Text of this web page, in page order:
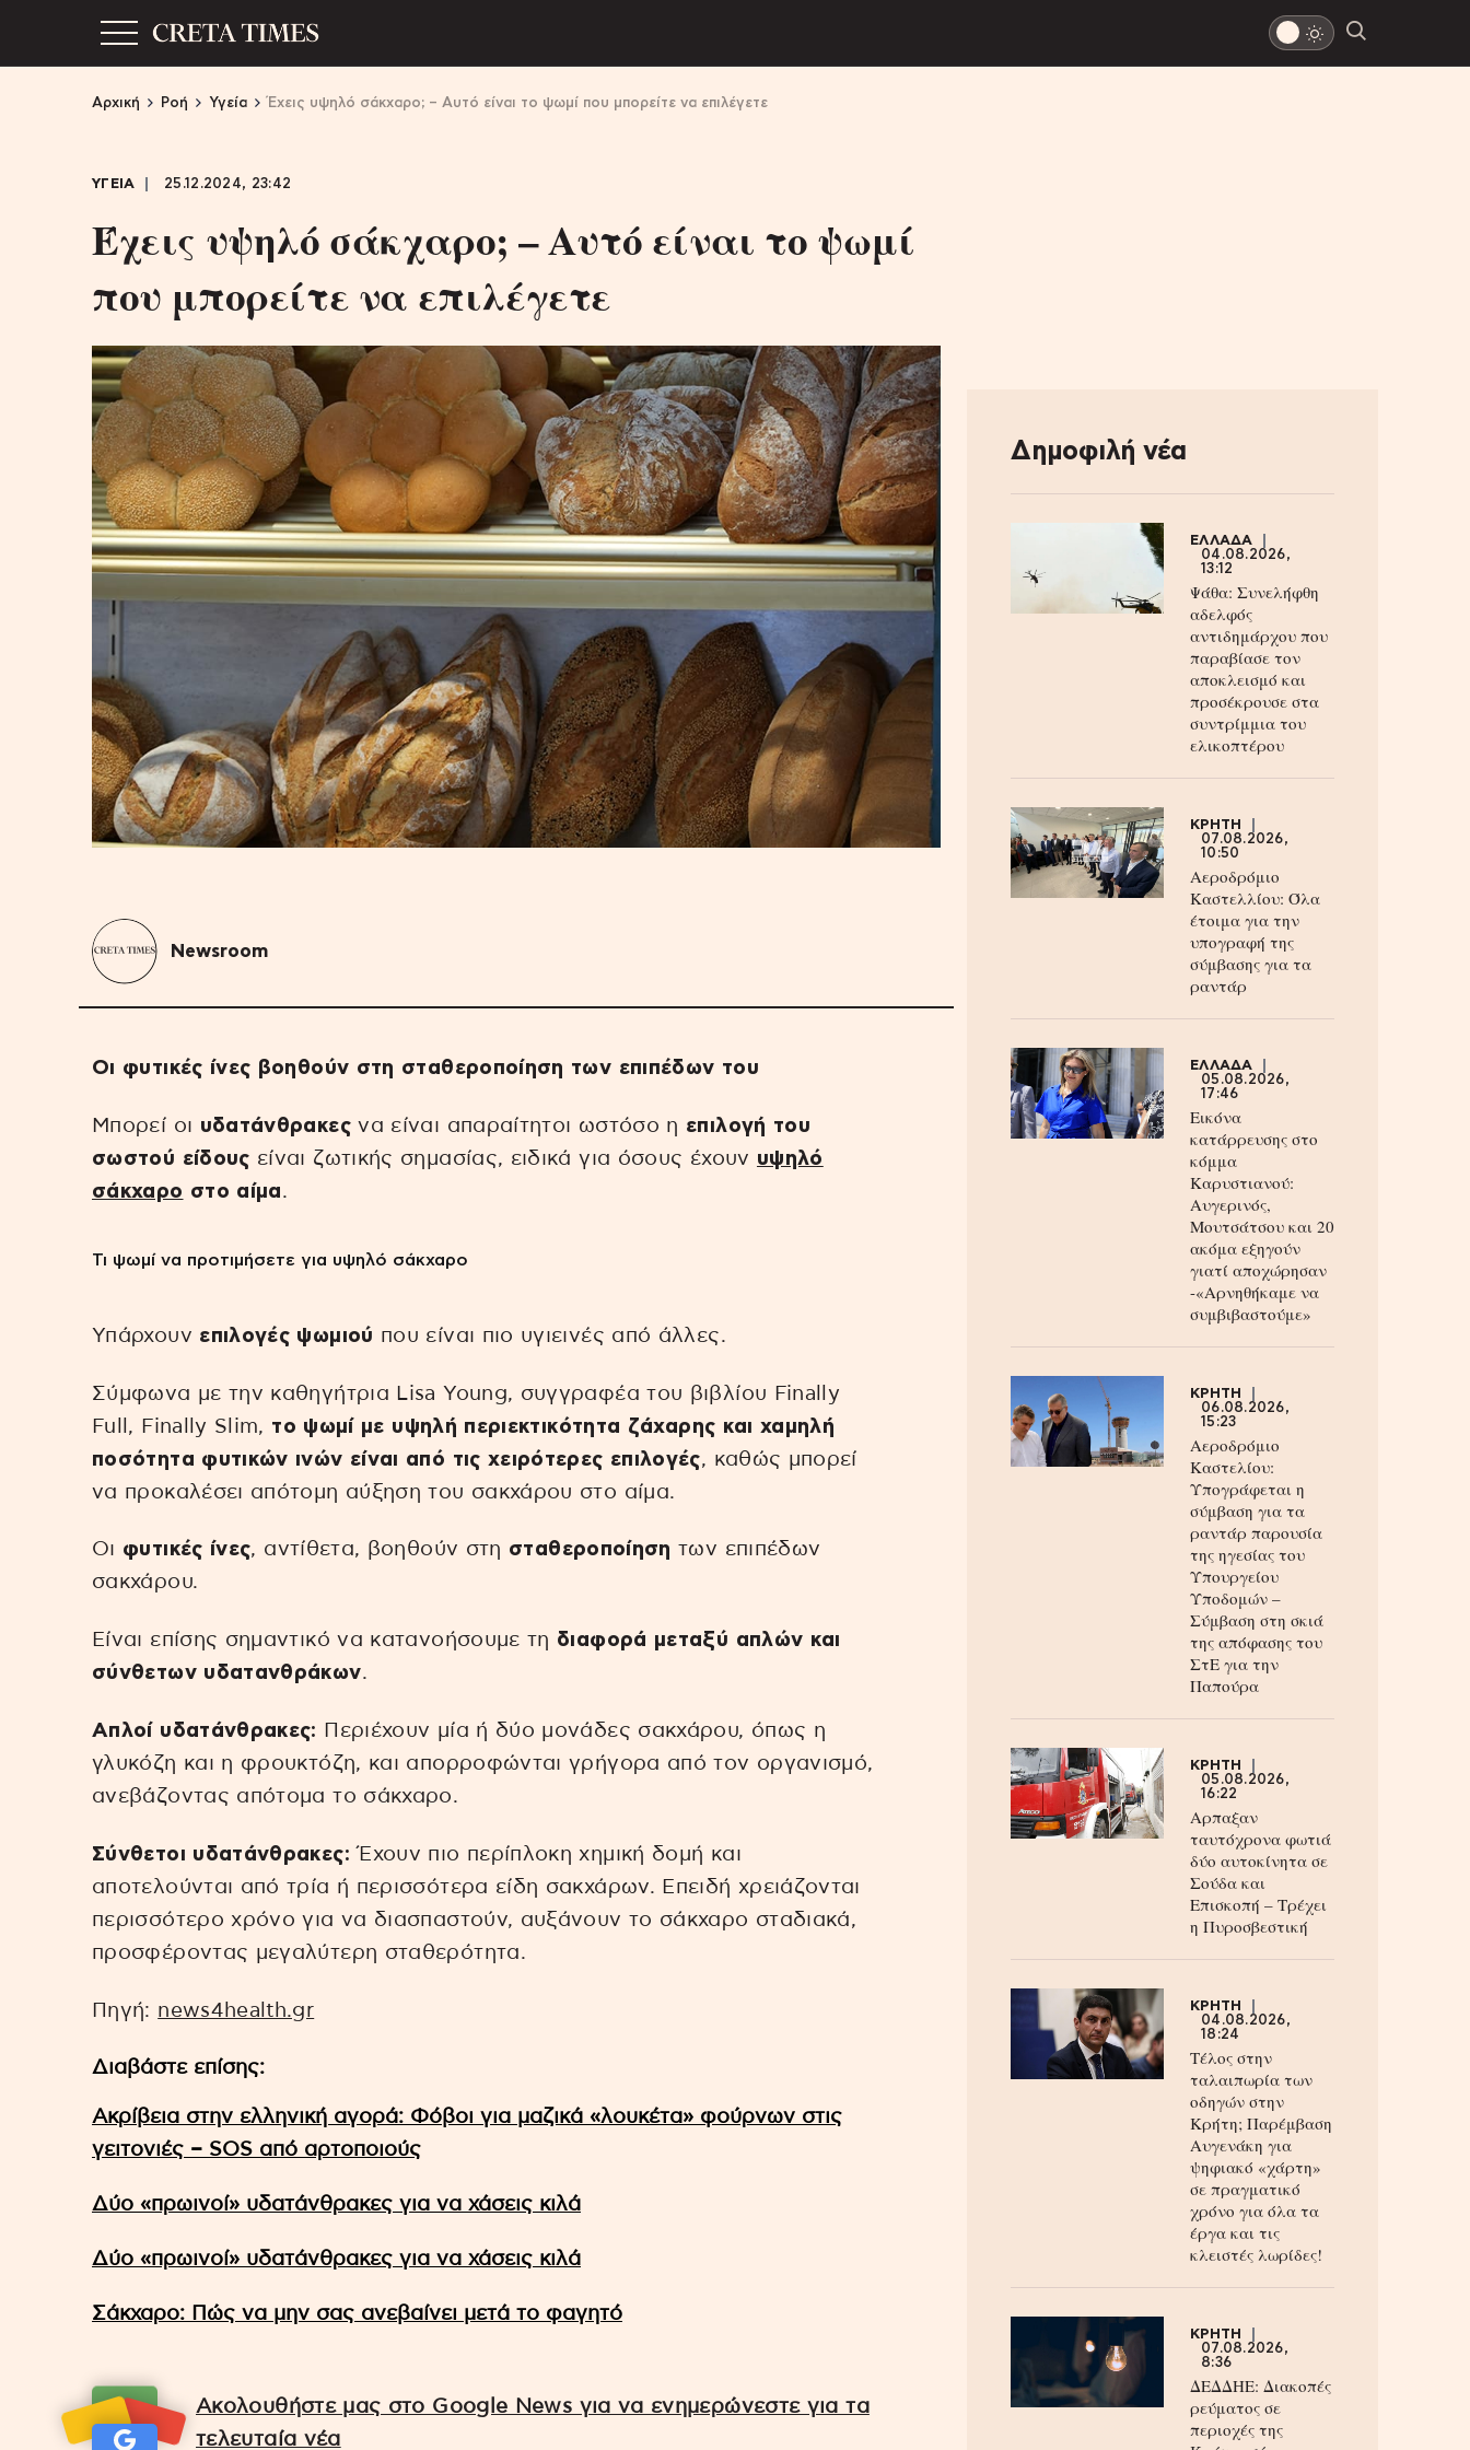
Αρχική Ροή Υγεία Έχεις υψηλό σάκχαρο; – Αυτό είναι το ψωμί που μπορείτε να επιλέγετε
ΥΓΕΙΑ 25.12.2024, 23:42
Έχεις υψηλό σάκχαρο; – Αυτό είναι το ψωμί
που μπορείτε να επιλέγετε
Newsroom
Οι φυτικές ίνες βοηθούν στη σταθεροποίηση των επιπέδων του
Μπορεί οι υδατάνθρακεςνα είναι απαραίτητοι ωστόσο η επιλογή του
σωστού είδους είναι ζωτικής σημασίας, ειδικά για όσους έχουν υψηλό
σάκχαρο στο αίμα.
Τι ψωμί να προτιμήσετε για υψηλό σάκχαρο
Υπάρχουν επιλογές ψωμιού που είναι πιο υγιεινές από άλλες.
Σύμφωνα με την καθηγήτρια Lisa Young, συγγραφέα του βιβλίου Finally
Full, Finally Slim, το ψωμί με υψηλή περιεκτικότητα ζάχαρης και χαμηλή
ποσότητα φυτικών ινών είναι από τις χειρότερες επιλογές, καθώς μπορεί
να προκαλέσει απότομη αύξηση του σακχάρου στο αίμα.
Οι φυτικές ίνες, αντίθετα, βοηθούν στη σταθεροποίηση των επιπέδων
σακχάρου.
Είναι επίσης σημαντικό να κατανοήσουμε τη διαφορά μεταξύ απλών και
σύνθετων υδατανθράκων.
Απλοί υδατάνθρακες: Περιέχουν μία ή δύο μονάδες σακχάρου, όπως η
γλυκόζη και η φρουκτόζη, και απορροφώνται γρήγορα από τον οργανισμό,
ανεβάζοντας απότομα το σάκχαρο.
Σύνθετοι υδατάνθρακες: Έχουν πιο περίπλοκη χημική δομή και
αποτελούνται από τρία ή περισσότερα είδη σακχάρων. Επειδή χρειάζονται
περισσότερο χρόνο για να διασπαστούν, αυξάνουν το σάκχαρο σταδιακά,
προσφέροντας μεγαλύτερη σταθερότητα.
Πηγή: news4health.gr
Διαβάστε επίσης:
Ακρίβεια στην ελληνική αγορά: Φόβοι για μαζικά «λουκέτα» φούρνων στις
γειτονιές – SOS από αρτοποιούς
Δύο «πρωινοί» υδατάνθρακες για να χάσεις κιλά
Δύο «πρωινοί» υδατάνθρακες για να χάσεις κιλά
Σάκχαρο: Πώς να μην σας ανεβαίνει μετά το φαγητό
Ακολουθήστε μας στο Google News για να ενημερώνεστε για τα
τελευταία νέα
Δημοφιλή νέα
ΕΛΛΑΔΑ
04.08.2026,
13:12
Ψάθα: Συνελήφθη
αδελφός
αντιδημάρχου που
παραβίασε τον
αποκλεισμό και
προσέκρουσε στα
συντρίμμια του
ελικοπτέρου
ΚΡΗΤΗ
07.08.2026,
10:50
Αεροδρόμιο
Καστελλίου: Όλα
έτοιμα για την
υπογραφή της
σύμβασης για τα
ραντάρ
ΕΛΛΑΔΑ
05.08.2026,
17:46
Εικόνα
κατάρρευσης στο
κόμμα
Καρυστιανού:
Αυγερινός,
Μουτσάτσου και 20
ακόμα εξηγούν
γιατί αποχώρησαν
-«Αρνηθήκαμε να
συμβιβαστούμε»
ΚΡΗΤΗ
06.08.2026,
15:23
Αεροδρόμιο
Καστελίου:
Υπογράφεται η
σύμβαση για τα
ραντάρ παρουσία
της ηγεσίας του
Υπουργείου
Υποδομών –
Σύμβαση στη σκιά
της απόφασης του
ΣτΕ για την
Παπούρα
ΚΡΗΤΗ
05.08.2026,
16:22
Αρπαξαν
ταυτόχρονα φωτιά
δύο αυτοκίνητα σε
Σούδα και
Επισκοπή – Τρέχει
η Πυροσβεστική
ΚΡΗΤΗ
04.08.2026,
18:24
Τέλος στην
ταλαιπωρία των
οδηγών στην
Κρήτη; Παρέμβαση
Αυγενάκη για
ψηφιακό «χάρτη»
σε πραγματικό
χρόνο για όλα τα
έργα και τις
κλειστές λωρίδες!
ΚΡΗΤΗ
07.08.2026,
8:36
ΔΕΔΔΗΕ: Διακοπές
ρεύματος σε
περιοχές της